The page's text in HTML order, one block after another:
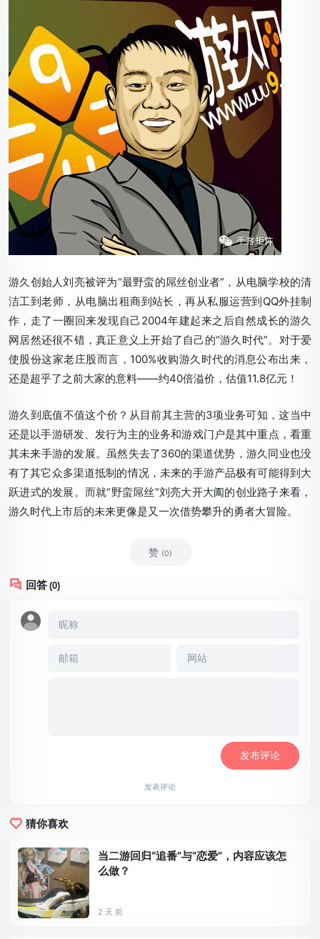
游久创始人刘亮被评为“最野蛮的屌丝创业者”，从电脑学校的清
洁工到老师，从电脑出租商到站长，再从私服运营到QQ外挂制
作，走了一圈回来发现自己2004年建起来之后自然成长的游久
网居然还很不错，真正意义上开始了自己的“游久时代”。对于爱
使股份这家老庄股而言，100%收购游久时代的消息公布出来，
还是超乎了之前大家的意料——约40倍溢价，估值11.8亿元！
游久到底值不值这个价？从目前其主营的3项业务可知，这当中
还是以手游研发、发行为主的业务和游戏门户是其中重点，看重
其未来手游的发展。虽然失去了360的渠道优势，游久同业也没
有了其它众多渠道抵制的情况，未来的手游产品极有可能得到大
跃进式的发展。而就“野蛮屌丝”刘亮大开大阖的创业路子来看，
游久时代上市后的未来更像是又一次借势攀升的勇者大冒险。
赞 (0)
回答 (0)
发表评论
猜你喜欢
当二游回归“追番”与“恋爱”，内容应该怎
么做？
2 天 前